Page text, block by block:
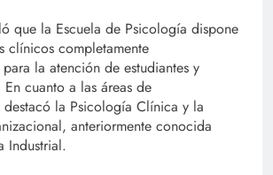
que la Escuela de Psicología dispone
clínicos completamente
la atención de estudiantes y
cuanto a las áreas de
la Psicología Clínica y la
anteriormente conocida
Industrial.